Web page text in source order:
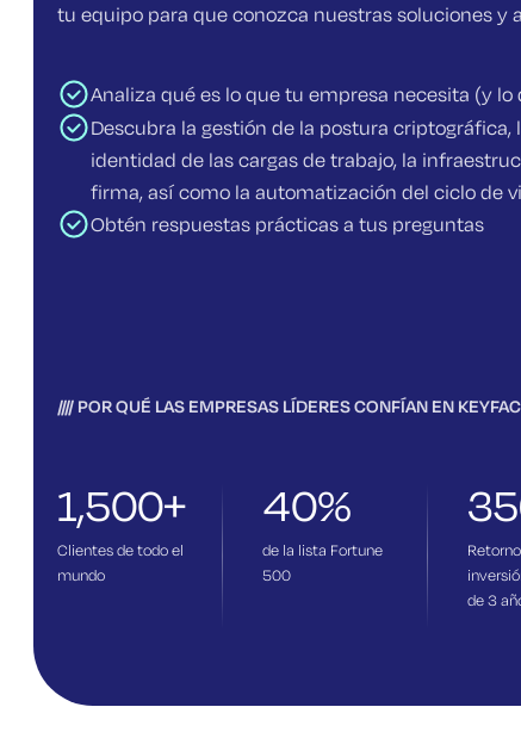
tu equipo para que conozca nuestras soluciones y
Analiza qué es lo que tu empresa necesita (y lo
Descubra la gestión de la postura
identidad de las cargas de trabajo, la
firma, así como la automatización del ciclo de
Obtén respuestas prácticas a tus preguntas
POR QUÉ LAS EMPRESAS LÍDERES CONFÍAN EN
1,500+
Clientes de todo el
mundo
40%
de la lista Fortune
500
de 3